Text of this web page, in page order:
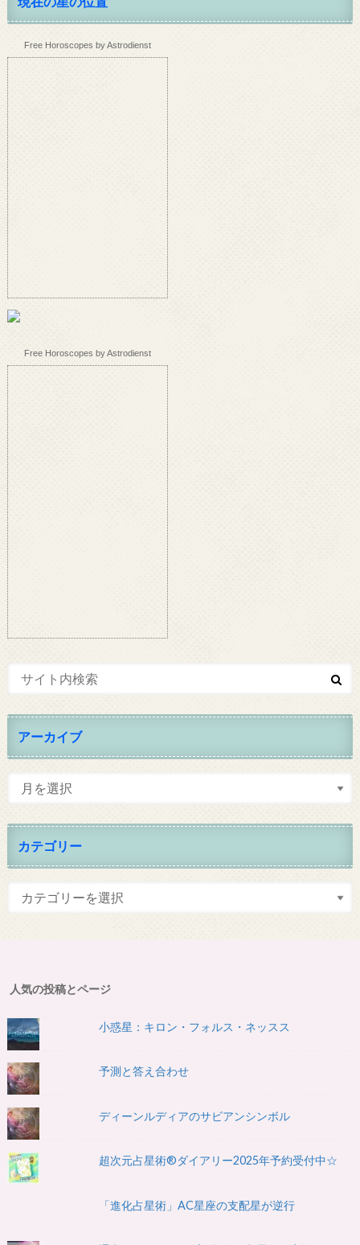
Free Horoscopes by Astrodienst
Free Horoscopes by Astrodienst
アーカイブ
カテゴリー
人気の投稿とページ
小惑星：キロン・フォルス・ネッスス
予測と答え合わせ
ディーンルディアのサビアンシンボル
超次元占星術®ダイアリー2025年予約受付中☆
「進化占星術」AC星座の支配星が逆行